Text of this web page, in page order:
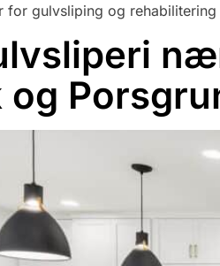
for gulvsliping og
og